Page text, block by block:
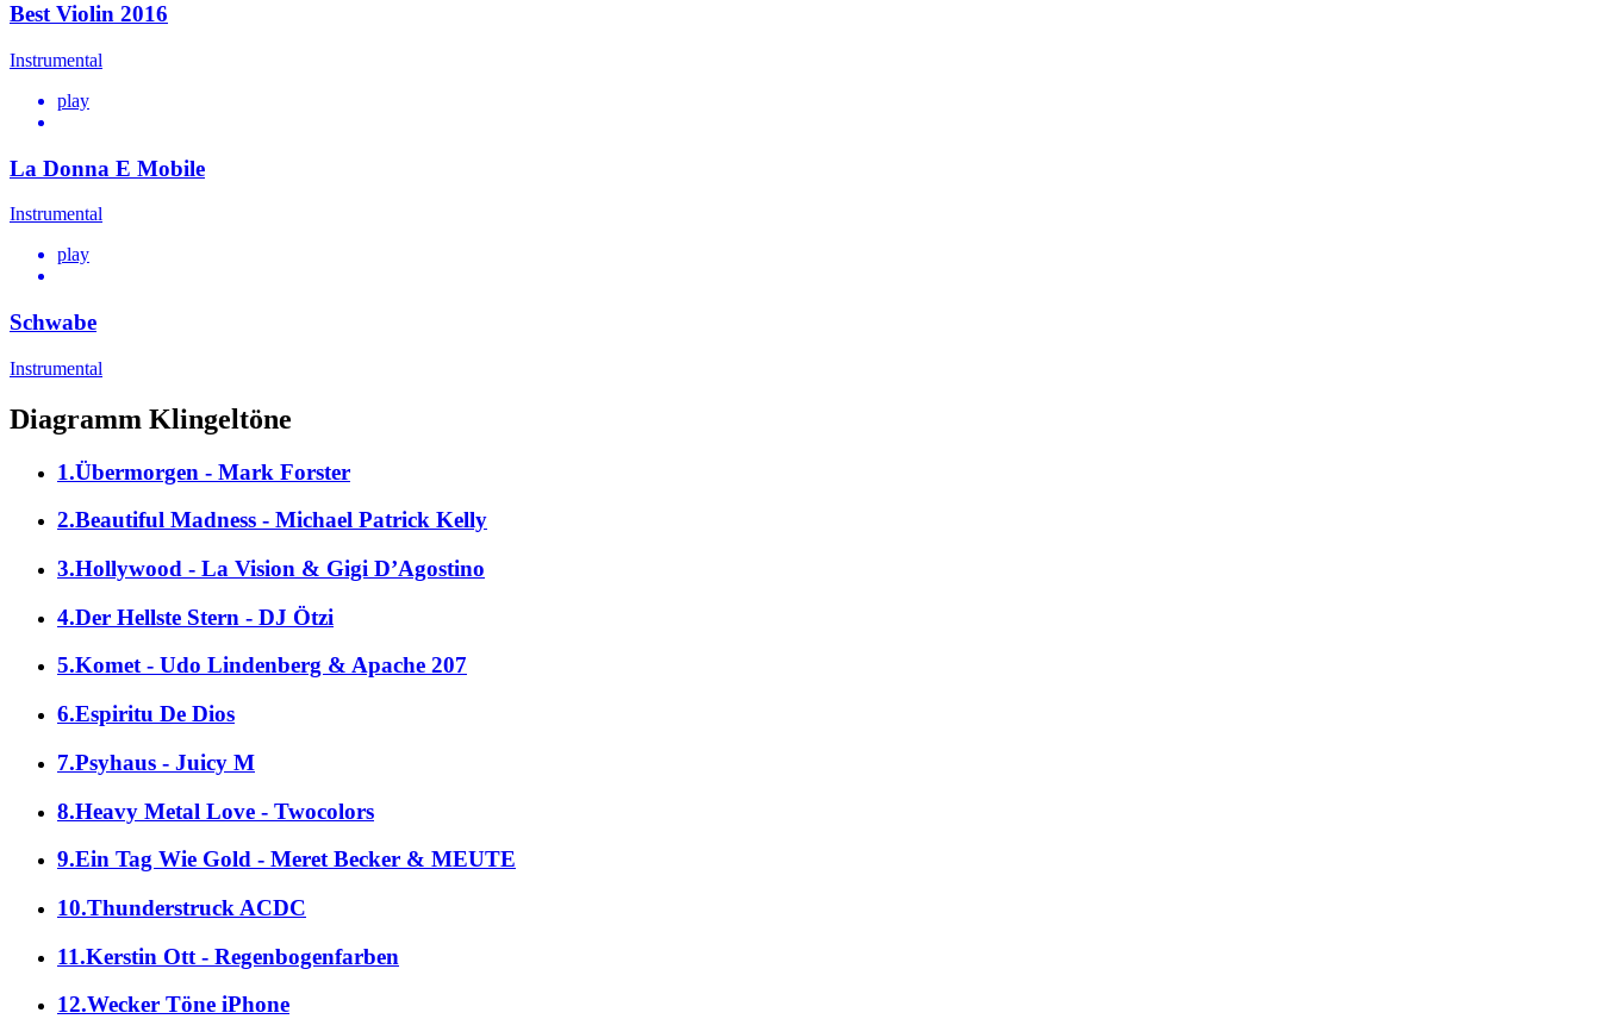
Best Violin 2016
Instrumental
play
La Donna E Mobile
Instrumental
play
Schwabe
Instrumental
Diagramm Klingeltöne
1.Übermorgen - Mark Forster
2.Beautiful Madness - Michael Patrick Kelly
3.Hollywood - La Vision & Gigi D’Agostino
4.Der Hellste Stern - DJ Ötzi
5.Komet - Udo Lindenberg & Apache 207
6.Espiritu De Dios
7.Psyhaus - Juicy M
8.Heavy Metal Love - Twocolors
9.Ein Tag Wie Gold - Meret Becker & MEUTE
10.Thunderstruck ACDC
11.Kerstin Ott - Regenbogenfarben
12.Wecker Töne iPhone